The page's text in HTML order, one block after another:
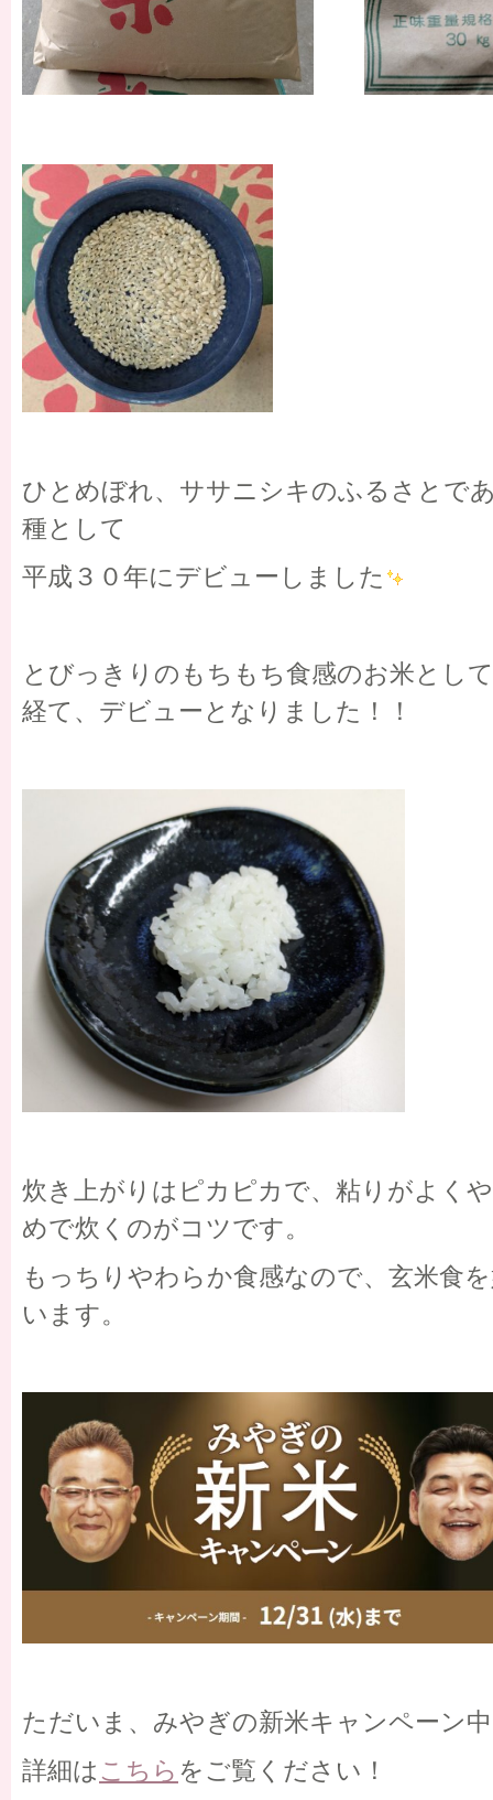
ひとめぼれ、ササニシキのふるさとで
種として
平成３０年にデビューしました
とびっきりのもちもち食感のお米とし
経て、デビューとなりました！！
炊き上がりはピカピカで、粘りがよく
めで炊くのがコツです。
もっちりやわらか食感なので、玄米食
います。
ただいま、みやぎの新米キャンペーン
詳細はこちら をご覧ください！